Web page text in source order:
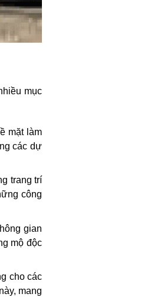
mục
mặt làm
các dự
trang trí
công
gian
mộ độc
cho các
mang